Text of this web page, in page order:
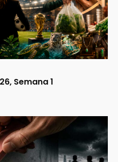
Semana 1